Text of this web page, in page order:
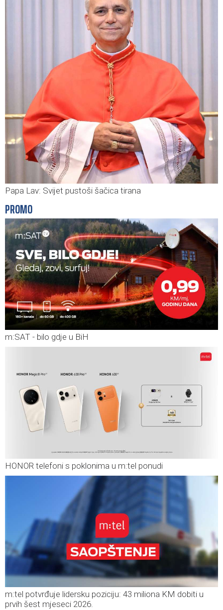
Papa Lav: Svijet pustoši šačica tirana
PROMO
m:SAT - bilo gdje u BiH
HONOR telefoni s poklonima u m:tel ponudi
m:tel potvrđuje lidersku poziciju: 43 miliona KM dobiti u
prvih šest mjeseci 2026.